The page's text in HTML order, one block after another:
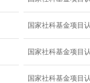
国家社科基金项目
国家社科基金项目
国家社科基金项目